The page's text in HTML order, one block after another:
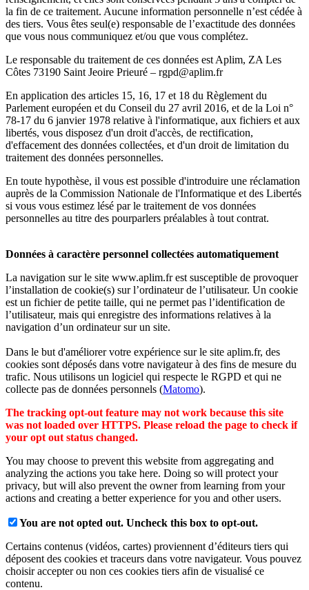
la fin de ce traitement. Aucune information personnelle n’est cédée à
des tiers. Vous êtes seul(e) responsable de l’exactitude des données
que vous nous communiquez et/ou que vous complétez.
Le responsable du traitement de ces données est Aplim, ZA Les
Côtes 73190 Saint Jeoire Prieuré – rgpd@aplim.fr
En application des articles 15, 16, 17 et 18 du Règlement du
Parlement européen et du Conseil du 27 avril 2016, et de la Loi n°
78-17 du 6 janvier 1978 relative à l'informatique, aux fichiers et aux
libertés, vous disposez d'un droit d'accès, de rectification,
d'effacement des données collectées, et d'un droit de limitation du
traitement des données personnelles.
En toute hypothèse, il vous est possible d'introduire une réclamation
auprès de la Commission Nationale de l'Informatique et des Libertés
si vous vous estimez lésé par le traitement de vos données
personnelles au titre des pourparlers préalables à tout contrat.
Données à caractère personnel collectées automatiquement
La navigation sur le site www.aplim.fr est susceptible de provoquer
l’installation de cookie(s) sur l’ordinateur de l’utilisateur. Un cookie
est un fichier de petite taille, qui ne permet pas l’identification de
l’utilisateur, mais qui enregistre des informations relatives à la
navigation d’un ordinateur sur un site.
Dans le but d'améliorer votre expérience sur le site aplim.fr, des
cookies sont déposés dans votre navigateur à des fins de mesure du
trafic. Nous utilisons un logiciel qui respecte le RGPD et qui ne
collecte pas de données personnels (Matomo).
The tracking opt-out feature may not work because this site
was not loaded over HTTPS. Please reload the page to check if
your opt out status changed.
You may choose to prevent this website from aggregating and
analyzing the actions you take here. Doing so will protect your
privacy, but will also prevent the owner from learning from your
actions and creating a better experience for you and other users.
You are not opted out. Uncheck this box to opt-out.
Certains contenus (vidéos, cartes) proviennent d’éditeurs tiers qui
déposent des cookies et traceurs dans votre navigateur. Vous pouvez
choisir accepter ou non ces cookies tiers afin de visualisé ce
contenu.